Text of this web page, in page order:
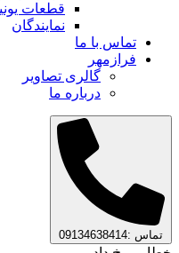
قطعات
نمایندگان
تماس با ما
فرازمهر
گالری تصاویر
درباره ما
تماس :09134638414